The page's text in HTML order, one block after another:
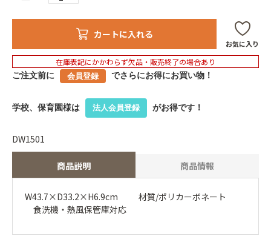
カートに入れる
お気に入り
在庫表記にかかわらず欠品・販売終了の場合あり
ご注文前に 会員登録 でさらにお得にお買い物！
学校、保育園様は 法人会員登録 がお得です！
商品説明 商品情報
W43.7×D33.2×H6.9cm 材質/ポリカーボネート
食洗機・熱風保管庫対応
DW1501